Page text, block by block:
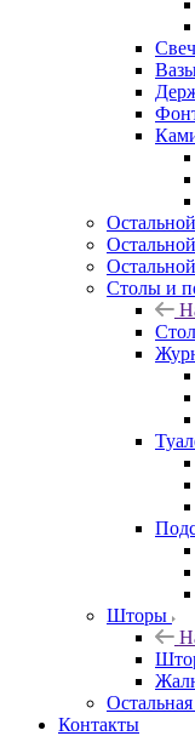
Столы и
Шторы
Контакты